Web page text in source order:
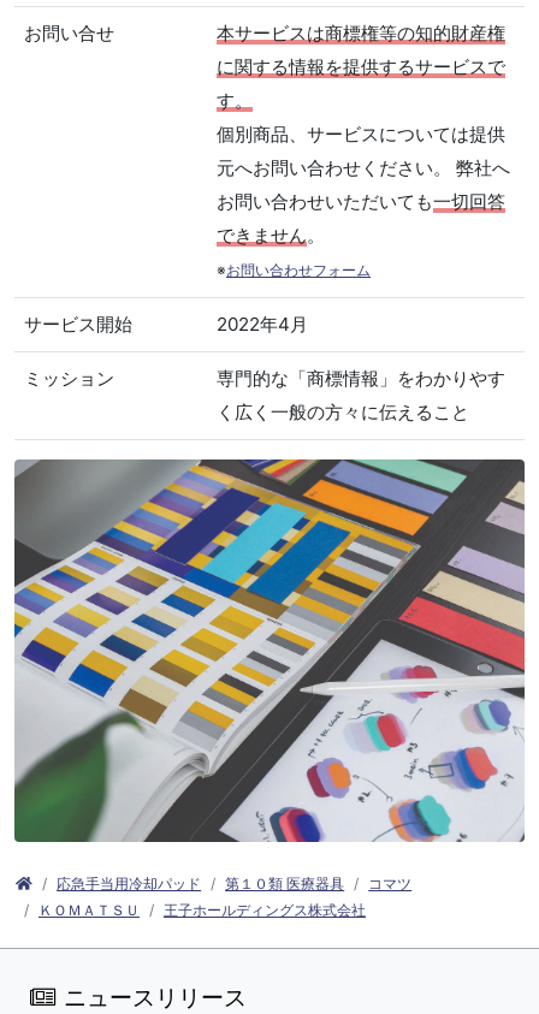
お問い合せ
本サービスは商標権等の知的財産権
に関する情報を提供するサービスで
す。
個別商品、サービスについては提供
元へお問い合わせください。 弊社へ
お問い合わせいただいても一切回答
できません。
※お問い合わせフォーム
サービス開始 2022年4月
ミッション
専門的な「商標情報」をわかりやす
く広く一般の方々に伝えること
応急手当用冷却パッド 第１０類 医療器具
コマツ
ＫＯＭＡＴＳＵ
王子ホールディングス株式会社
ニュースリリース